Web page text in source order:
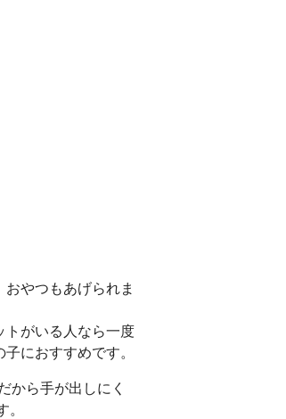
やつもあげられま
トがいる人なら一度
におすすめです。
から手が出しにく